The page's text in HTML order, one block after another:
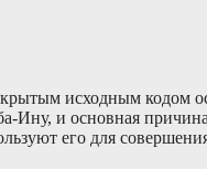
исходным кодом
и основная
его для